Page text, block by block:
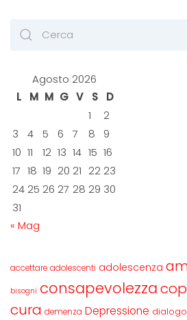
Agosto 2026
L
M M G V S
D
1
2
3
4 5 6 7 8
9
10 11 12 13 14 15 16
17 18 19 20 21 22 23
24 25 26 27 28 29 30
31
« Mag
accettare adolescenti adolescenza
bisogni consapevolezza
cura demenza Depressione dialogo